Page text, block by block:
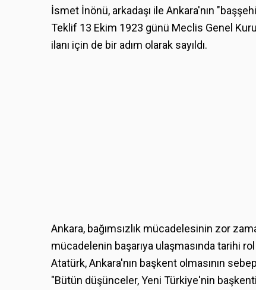
İsmet İnönü, arkadaşı ile Ankara'nın
Teklif 13 Ekim 1923 günü Meclis Genel
ilanı için de bir adım olarak sayıldı.
Ankara, bağımsızlık mücadelesinin zor
mücadelenin başarıya ulaşmasında tarihi
Atatürk, Ankara'nın başkent olmasının
"Bütün düşünceler, Yeni Türkiye'nin